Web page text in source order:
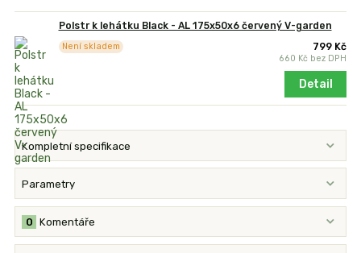
Polstr k lehátku Black - AL 175x50x6 červený V-garden
799 Kč
660 Kč bez DPH
Není skladem
Detail
Kompletní specifikace
Parametry
Komentáře
0